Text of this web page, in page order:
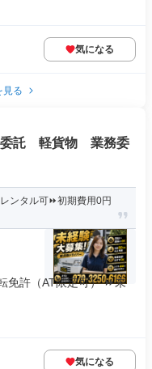
気になる
見る
委託 軽貨物 業務委
ンタル可⏩初期費用0円
免許（AT限定可） ⏩未
気になる